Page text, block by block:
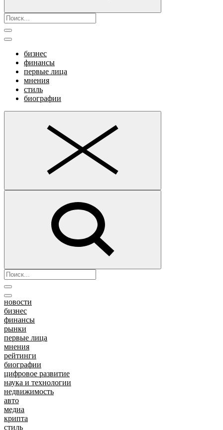
бизнес
финансы
первые лица
мнения
стиль
биографии
новости
бизнес
финансы
рынки
первые лица
мнения
рейтинги
биографии
цифровое развитие
наука и технологии
недвижимость
авто
медиа
крипта
стиль